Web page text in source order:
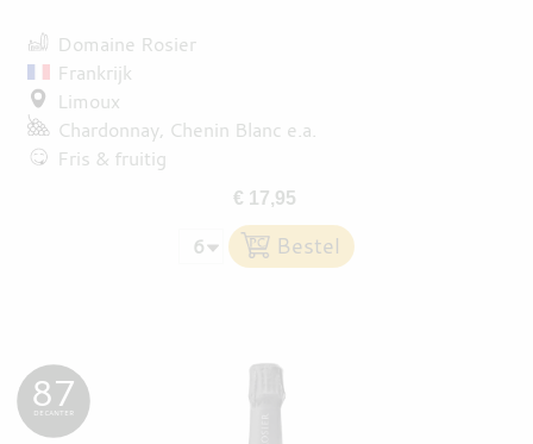
Domaine Rosier
Frankrijk
Limoux
Chardonnay Chenin Blanc e.a.
Fris & fruitig
€ 17,95
87
DECANTER